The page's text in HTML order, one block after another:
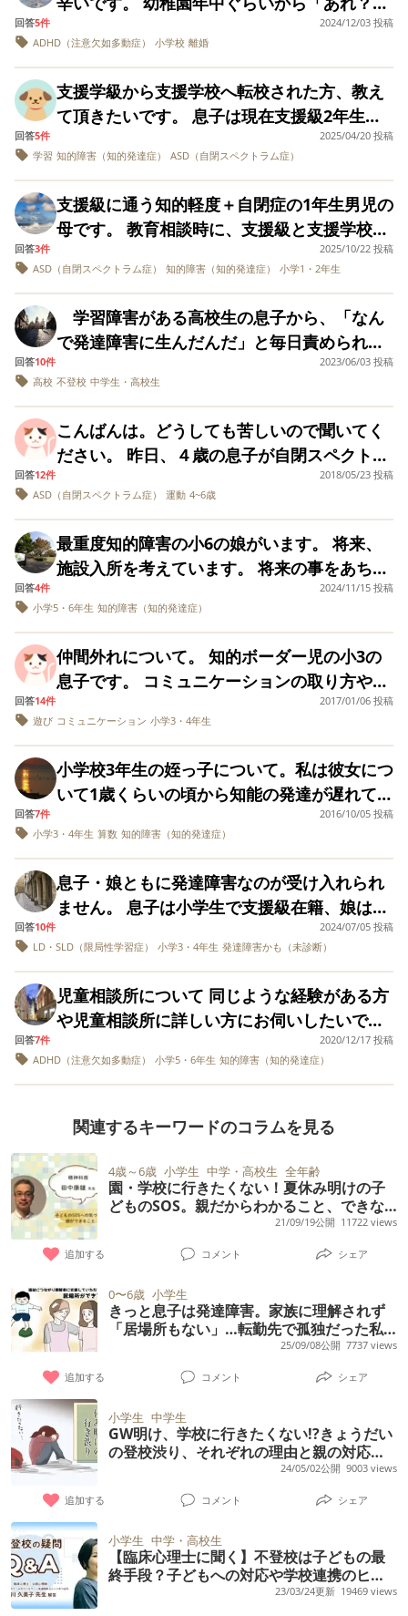
でいる気持ちを解決
したいのに一番近く
にいてくほしい人が
一番あてにならなく
て残念です。もしか
してこの人自身アス
ペルガー症候群だっ
たりするのかと思う
時もあります。よく
奥さんが子供さんに
夢中だからさみしい
んだろう、たまには
お酒でも付き合って
あげたら？とか書い
てあるので試みます
が、二人でご飯を食
べてもテレビに夢中
か、愚痴か他人の中
傷しか出てこないの
で疲れた体にかなり
こたえます（汗）最
近は夫が家にいるほ
うが緊張してからだ
なさんのお宅は如何
ですか？どんなご家
庭ですか？もしかし
て長男のことも、夫
婦でしっかり話し合
って見守らなかった
たのかと思ったりし
て いやになるくら
い悩んでばかりです
す。
増やして調整してましたが だんだん発作の
時間が長くなり 先月30分もの大発作を起こ
し救急搬送されました 脳にも異常はなく 血
液検査も大丈夫 いまも薬を調整している状態
です 問題は二か月前の発作の頃からろれつが
まわらず 言葉が出なくなった事です 例え
ば「あした」が「あ う ら」 「ポケモン」
が「ど れ も」 単語がでてこず口をぱくぱ
くしている事も MRIでも異常はなく てんか
んのせいか先生もクビをひねっています 落ち
着きもなく多動行動もひどくなってます どこ
に相談したらよのかわからなくなってしまい
ました このような症状に経験のあるかた ご意
見聞かせて下さい
したが、具体的にどのような注意が必要なの
でしょうか。 ※投薬については自己判断をせ
のQAは専門家監修のため、薬の名称を記載し
ています
と思うことが出てきましたが、年中、年長の
担任合計4名に相談するも診断まではいかない
学校1年生になりました。しかし日常生活の困
りごとが減るどころか目立つ一方で、ようや
く自治体の発達相談を受け、ADHDグレーと
言われました。 あぁやっぱり...！と納得で
す。日々の困り事や長男の行動に振り回され
るのは発達障害のせいなんだと、腹落ちしま
障害のせいだから諦めるしかないのかと思う
とすごく悲しいです。 もう改善する余地がな
く、毎日ガミガミ5秒に一度は注意する生活に
疲れました。愛していたはずなのに、最近は
もうこの子を心から愛せていない自分に気が
す。 毎日「大好き！！！」と何回も変なタイ
ミングで言ってきますが、心からというより
私の気持ちを確かめるために言ってるようで
す。 大好きだったら、私を困らせることしな
いで！ 同じこと注意させないで。1分前にも
言ったよね？ ぶつけてもしょうがないことを
長男に話してしまいます。 ダメとわかってい
が、落胆し呆れている言い方しかできませ
前向きな言い方はもうできないです。 またや
ってんの？ って。 ここ最近は息子に笑顔を向
けられてないです。 本当はそのままの息子を
愛したいです。 ですが、こんなに毎日、何十
秒ごとに困ることを起こす長男。流石に愛想
が尽きてしまいます。 ちなみに元夫（今年の
3月に離婚）は、そんな息子にモラハラで制圧
してました。一方私は我慢強く見守る態度を
貫いていました。 そんな環境が嫌で離れたの
に、今度は私が息子のことを受け止めきれて
ない。今思えば、こんなんじゃ元夫がモラハ
ラしても仕方なかったなぁとさえ思えます。
麗事としか思えないほど、毎日長男の行動に
は神経すり減らされています。 例えばこんな
ことをしでかします。 ・買ったばかりの水筒
の蓋を投げて壊す ・買い替えた水筒の蓋も、
その日のうちに投げて壊す ・網戸に寄りかか
理費1万円 ・毎日必ず筆箱からものが無くな
る ・どんぐりを尋常じゃない数（お煎餅の缶
から溢れるほど）拾って虫がわく ・物を投げ
るなと何度も言っているのに、1秒後には忘れ
て投げる、そして必ず壊す ・不要な鉛筆削り
を行い、新品5本が5センチぐらいの長さにな
に持ち出し学童ですべて友達に配った ・Wi-
Fiの電波が悪くプライムビデオが見れないと
大泣きして癇癪を起こす（週に1度） ・味が
苦手とかほうれん草の茎が嫌とか食事の文句
を何かしら言う（ほぼ毎回） ・舌下治療のく
すりを自分から飲んだことがない（毎日。も
う2年やってます） ・触るなと言ったブライ
ンドの紐を触ってぐちゃぐちゃにする（毎
日） ・すべて中途半端で次の行動に移すから
部屋が散らかりすぎる（毎日） ・言わないと
いつまでも工作や遊びに夢中で学校に行く準
備をしない（毎日） 男の子だから仕方ないの
範疇を超えている感じがします。来年は2年生
回答5件
2024/12/03 投稿
ADHD（注意欠如多動症）
小学校 離婚
支援学級から支援学校へ転校された方、教え
て頂きたいです。 息子は現在支援級2年生で
す。 就学前相談では「支援学校では見本にな
るから、支援級へ行った良い。支援学校はも
ち時間が長くかるかも。」とのアドバイスを
受け、支援級にしました。（支援学校は3年前
に新設されたばかりの所です）ですが補助の
先生が1人付きっきりです。登下校も送迎して
います。 学校に不満はありません。子供4人
に対し、先生が3人付いてるクラスに在籍して
おり、良い先生ばかりです。ですが校長や担
任の先生が変わる怖さ…去年は頼まれなかっ
た校外学習の付き添いなど頼まれるようにな
りました。 息子自身も出来る事が格段に増
え、大きく成長したと共に、他の子のに興味
を持ち始めましたが、相手が組み立てたブロ
り行こうとしたり、先生達が本当に大変そう
で…毎日のようにすみませんと謝っていまし
た。 親の私自身は息子が小さな頃から支援学
校へ行って、就職ができたらいいと考えいた
ので、まさか支援級になると思わず、ずっと
悩みながら通学させています。 就学前の療
育、福祉関係の先生方の意見は半々でした。
転校させようと思った出来事やタイミングが
いつでしたか？ 年度に転校させるには春には
懇談会には相談するつもりです。 アドバイス
よろしくお願いします。
回答5件
2025/04/20 投稿
学習 知的障害（知的発達症） ASD（自閉スペクトラム症）
支援級に通う知的軽度＋自閉症の1年生男児の
母です。 教育相談時に、支援級と支援学校の
半々に意見が分かれたとのことでしたが、現
在支援級で頑張っています。 最近、嫌なこと
れ、「交流体育で大きな声を出してみんなを
驚かせてしまった。このままだと交流体育に
参加できません。」と言われてしまいまし
た。交流体育で大きな声を出したのは初めて
だそうです。 最近自宅でも、学校→放デイか
ら帰ってくると、1日のストレスを私に発散す
るかのように大きな声を出して（何回か）そ
の後落ち着く、というのがルーティンになり
つつあります。 注意をすると「わかった。も
うしない！」と言いますが、その場面になる
とまた繰り返します。 大きな声を出す、叫ぶ
といった悪い傾向を打ち消したくて悩んでい
このままだと支援学校に行ってくれと言われ
そうです…。
回答3件
2025/10/22 投稿
ASD（自閉スペクトラム症）
知的障害（知的発達症） 小学1・2年生
学習障害がある高校生の息子から、「なん
で発達障害に生んだんだ」と毎日責められま
す。 学習障害がある為、進学等、将来に希
望が全く持てず、不登校から学校も退学にな
親が発達障害に生んだからだ。謝れ！」「全
部親が悪い。生まれたくなかった」 と毎日
怒鳴りつけられています。 何を言っても、
人の言うことは聞き入れず、ネットの情報
（発達障害は世間の落ちこぼれ等）を鵜呑み
にし すべて人のせいにします。 不平不満
を怒鳴るだけで、一切勉強することはなく、
努力することができません。 周囲が何を言
っても反省することはないです。 病院に通
って薬を飲ませていますが、大して効きませ
ん。 毎日怒鳴られて責められるので、私も
家族も精神的に限界です。 子供に発達障害
か教えて下さい。
回答10件
2023/06/03 投稿
高校 不登校 中学生・高校生
こんばんは。どうしても苦しいので聞いてく
ださい。 昨日、４歳の息子が自閉スペクトラ
ム、ＡＤＨＤ、協調性運動障害と診断されま
した。自閉傾向があるのは見て分かるので覚
ちゃくちゃ凹んでしまいました。 Ｋ式の結果
はほぼ凹凸なしのDQ100でした。一年前は90
でしたので、頑張ってくれたな、とは思いま
す。 (余談ですが、以前心理士さんに聴覚優
位だと言われたという質問をしましたが、計
算間違いだったそうです。お答え下さった
ませんが、診断名をいただいてから、息子は
何も変わらないのにすごく落ち着きがなく異
様に見えます。イライラします。下の娘が肢
体不自由＋最重度の知的障害があるので、息
子には期待していました。私の期待を押し付
子供に持つ夢も二人分ガラガラと崩れていき
ました。 夫と話し合い、二人で泣きました。
それでも頑張っていこうと決めました。 で
も、友達の子供や親戚の子供を見ると、羨ま
しくて、妬ましくて。おかしくなってしまい
そうです。 息子はどうなっていくのか、将来
が本当に不安です。健常児よりも苦労が多い
であろう息子の子育てを、最重度の娘をもち
ながらできるのだろうか…。息子は自立でき
か…グルグル考えています。 どうしたら、冷
静になれますか？どうしたら乗り越えられる
のでしょうか？ ツラいです。頑張っているの
に、報われないです。 支離滅裂ですみませ
ん。
回答12件
2018/05/23 投稿
ASD（自閉スペクトラム症）
運動 4~6歳
最重度知的障害の小6の娘がいます。 将来、
施設入所を考えています。 将来の事をあちこ
ちで聞いていると、障害者は思ってる以上に
お金がかかる。とか、入所は両親どちらかが
が難しい。とか💦 お先真っ暗な話ししかなく
て、どんどん気持ちが沈んで来てしまいま
す。 現実を知ることは必要ですが、障害者の
未来で明るい未来の話しはないのでしょう
か？
回答4件
2024/11/15 投稿
小学5・6年生 知的障害（知的発達症）
仲間外れについて。 知的ボーダー児の小3の
息子です。 コミュニケーションの取り方や理
解力が低いため友達と遊ぶ事がなかなか難し
いです。 そんな中、昨年途中から【友達と遊
仲間に入れてもらったりしてますが、相手の
子たちは息子を仲間に入れてくれる日もあれ
ば疎ましく思い仲間外れにする日もあり、ど
んどん仲間外れにされる日が増えて行ってま
す。 学童にも通ってますがお弁当の時間も一
緒に食べようとしても【あっちいけ！】と仲
間に入れてもらえない日もありますし、外遊
びにも運動オンチなので混ぜてもらえない時
も度々あります。 そんな息子が昨夜寝る前に
【なんでいつも僕だけだめなのかな？今日も
お弁当の時間ダメって言われたの。先生が混
ぜなさいと言ったから一緒に食べれたけど水
げればいいのかわからなくなり困ってしまい
ました。 みなさんならこんな時どう言ったよ
うに声をかけてあげますか？ 友達関係のこと
で悩んでしまい…新年早々頭を抱えてしまい
ました。
回答14件
2017/01/06 投稿
遊び コミュニケーション 小学3・4年生
小学校3年生の姪っ子について。私は彼女につ
いて1歳くらいの頃から知能の発達が遅れてい
るのでは？と不安に感じていました。まず喃
語が出ない、あやしても笑わない、すぐに癇
ン！しか言えませんでした。最近になって支
援級に通級している事を姪の口から聞きまし
た。どうも入学と同時に在籍していたようで
す。弟夫婦は私に言いづらいのか、この先も
この件について話してはくれないだろうと思
います。姪曰く、自分は算数が出来ないから
支援級に通っている、と言うのですが… 今で
も同学年の子どもと比べると言葉の理解力が
乏しいと感じています。算数が出来ないとい
う理由だけで支援級に行く事はあるのです
か？ また弟夫婦には私からは何も聞かない方
が良いのでしょうか？学年が上がるにつれて
私としても心配で、どう接したら良いのか戸
惑っています。
回答7件
2016/10/05 投稿
小学3・4年生 算数 知的障害（知的発達症）
息子・娘ともに発達障害なのが受け入れられ
ません。 息子は小学生で支援級在籍、娘は年
少なのですが、娘もADHDの特性が出始め、
もうじき診断が付きそうです。 個人的には、
です。 おそらく娘も支援級在籍になるでしょ
う（支援級が嫌なわけでは決してないで
す）。 2人とも、手がかかり、毎日がいっぱ
いいっぱいです。 学校へ行っている間、幼稚
したり、夕飯作りをしていたらあっという間
に時間が過ぎてしまいます。専業主婦です。
しかも私は風邪を引きやすく、娘が風邪を幼
稚園でもらってくるのですが、毎回必ず移り
ます。 月1回ひいているペースです。 デイを
使ったり、なんとかやっていますが、日々疲
いて、仲良くしていますが、 上だけ障害ある
けど下は定型児～というのが多く、私のよう
にガッツリ入っている人がいないので辛いで
す。 障害あるけどグレーだから普通級にい
る、、という方も多いです。 私の場合、息子
がASDと分かったうえで産んだので、なんで2
人目を産んだんだろう？ と思う時があり、辛
いです。 息子は幼稚園の頃はおとなしく、な
んとかやっていたので、グレーな人間として
やっていけそう、女の子も欲しいし、、と思
って、本当に勢いで産んでしまいました。
日々、続く、物価高。 将来的に2人共引きこ
もったら養っていけるのか、 1人だったらな
回答10件
2024/07/05 投稿
LD・SLD（限局性学習症）
小学3・4年生 発達障害かも（未診断）
児童相談所について 同じような経験がある方
や児童相談所に詳しい方にお伺いしたいで
す。 家庭での対応に行き詰まり、児童相談所
動観察)へ行き、11月頭に知的の障害児施設へ
入所しました。 児童相談所というのは預けた
子供の様子について、保護者に詳しく教えて
はいけないルールや決まりがあるのでしょう
か？ 発達障害があり、家庭でうまく対応でき
ないことを相談したつもりでした。相談当初
は施設に入所することも選択肢として考えて
ると伝えました。 家庭では強く叱ったり、怒
ったり、手をあげてしまうこともあったと説
明しました。 それでも子供との関係を建て直
っていたのに。 虐待案件として扱われている
から子供の様子を教えて貰えないのでしょう
か？ 虐待案件として扱っているというような
説明はされていません。 それとも親には情報
か？ 通っていた学校や病院、放課後デイ、支
援相談員等、たくさんの方に関わってもらい
支援してもらっていたのですが、その方々へ
の聞き取りはほぼ無かったようで、親への養
育歴等の聞き取りもA4用紙1枚半位しかされ
回答7件
2020/12/17 投稿
ADHD（注意欠如多動症）
小学5・6年生 知的障害（知的発達症）
関連するキーワードのコラムを見る
4歳～6歳 小学生 中学・高校生 全年齢
園・学校に行きたくない！夏休み明けの子
どものSOS。親だからわかること、できな
いこと、対応方法もーー精神科医・田中康
21/09/19公開 11722 views
追加する コメント シェア
0〜6歳 小学生
きっと息子は発達障害。家族に理解されず
「居場所もない」…転勤先で孤独だった私
25/09/08公開 7737 views
追加する コメント シェア
小学生 中学生
GW明け、学校に行きたくない!?きょうだい
の登校渋り、それぞれの理由と親の対応方
法は【専門家のアドバイスも】24/05/02公開 9003 views
追加する コメント シェア
小学生 中学・高校生
【臨床心理士に聞く】不登校は子どもの最
終手段？子どもへの対応や学校連携のヒン
ト、発達障害特性と不登校の関係や、回復
への必要なステップとは
23/03/24更新 19469 views